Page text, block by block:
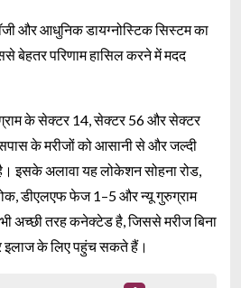
और आधुनिक डायग्नोस्टिक सिस्टम का
बेहतर परिणाम हासिल करने में मदद
के सेक्टर 14, सेक्टर 56 और सेक्टर
के मरीजों को आसानी से और जल्दी
इसके अलावा यह लोकेशन सोहना रोड,
डीएलएफ फेज 1–5 और न्यू गुरुग्राम
अच्छी तरह कनेक्टेड है, जिससे मरीज बिना
इलाज के लिए पहुंच सकते हैं।